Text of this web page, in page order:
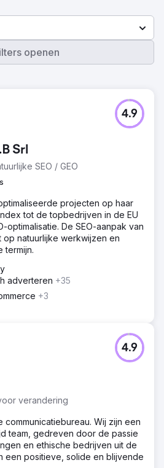
openen
Srl
SEO / GEO
4.9
projecten op haar
tot de topbedrijven in de EU
optimalisatie. De SEO-aanpak van
op natuurlijke werkwijzen en
termijn.
adverteren +35
+3
verandering
4.9
Wij zijn een
team, gedreven door de passie
en ethische bedrijven uit de
een positieve, solide en blijvende